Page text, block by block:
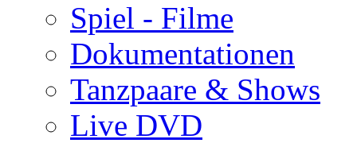
Spiel - Filme
Dokumentationen
Tanzpaare & Shows
Live DVD